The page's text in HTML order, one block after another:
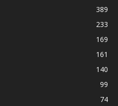
389
233
169
161
140
99
74